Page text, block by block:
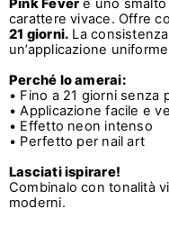
Pink Fever è uno
carattere vivace. Offre
21 giorni. La
un’applicazione
Perché lo amerai:
• Fino a 21 giorni senza
• Applicazione facile e
• Effetto neon intenso
• Perfetto per nail art
Lasciati ispirare!
Combinalo con tonalità
moderni.